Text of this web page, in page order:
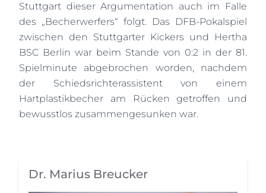
Stuttgart dieser Argumentation auch im Falle
des „Becherwerfers“ folgt. Das DFB-Pokalspiel
zwischen den Stuttgarter Kickers und Hertha
BSC Berlin war beim Stande von 0:2 in der 81.
Spielminute abgebrochen worden, nachdem
der Schiedsrichterassistent von einem
Hartplastikbecher am Rücken getroffen und
bewusstlos zusammengesunken war.
Dr. Marius Breucker